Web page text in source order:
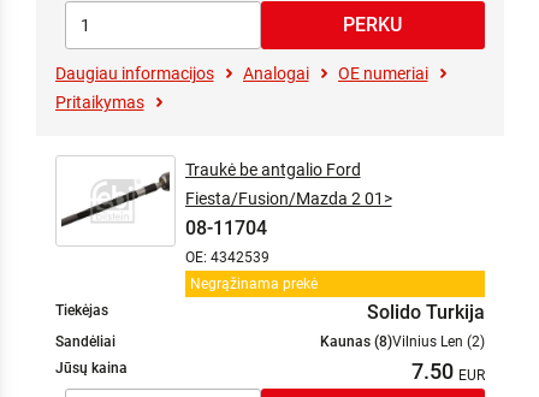
Daugiau informacijos Analogai
OE numeriai
Pritaikymas
Negrąžinama prekė
Traukė be antgalio Ford
Fiesta/Fusion/Mazda 2 01>
08-11704
OE: 4342539
Tiekėjas Solido Turkija
Sandėliai Kaunas (8)Vilnius Len (2)
Jūsų kaina
7.50